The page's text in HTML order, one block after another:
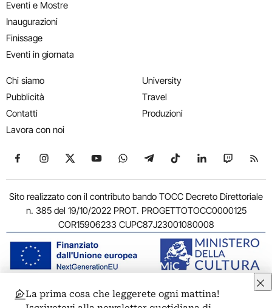
Eventi e Mostre
Inaugurazioni
Finissage
Eventi in giornata
Chi siamo
Pubblicità
Contatti
Lavora con noi
University
Travel
Produzioni
Seguici su Facebook
Seguici su Instagram
Seguici su X
Seguici su YouTube
Seguici su WhatsApp
Seguici su Telegram
Seguici su TikTok
Seguici su
Seguici
Sito realizzato con il contributo bando TOCC Decreto Direttoriale
n. 385 del 19/10/2022 PROT. PROGETTOTOCC0000125
COR15906233 CUPC87J23001080008
© 2011-2026 ARTRIBUNE srl – Corso Vittorio Emanuele II, 287 –
La prima cosa che leggerete ogni mattina!